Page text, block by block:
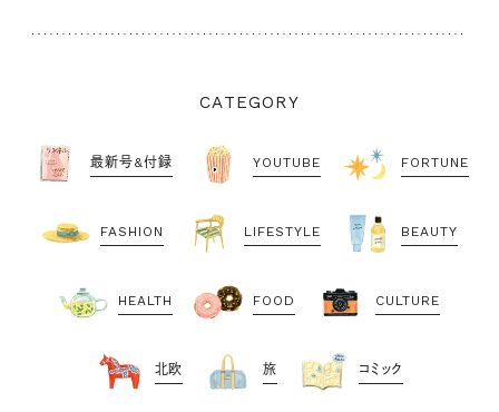
CATEGORY
最新号&付録 YOUTUBE FORTUNE
FASHION LIFESTYLE BEAUTY
HEALTH FOOD CULTURE
北欧 旅 コミック